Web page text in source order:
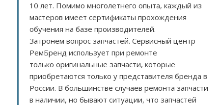
10 лет. Помимо многолетнего опыта, каждый из
мастеров имеет сертификаты прохождения
обучения на базе производителей.
Затронем вопрос запчастей. Сервисный центр
РемБренд использует при ремонте
только оригинальные запчасти, которые
приобретаются только у представителя бренда в
России. В большинстве случаев ремонта запчасти
в наличии, но бывают ситуации, что запчастей